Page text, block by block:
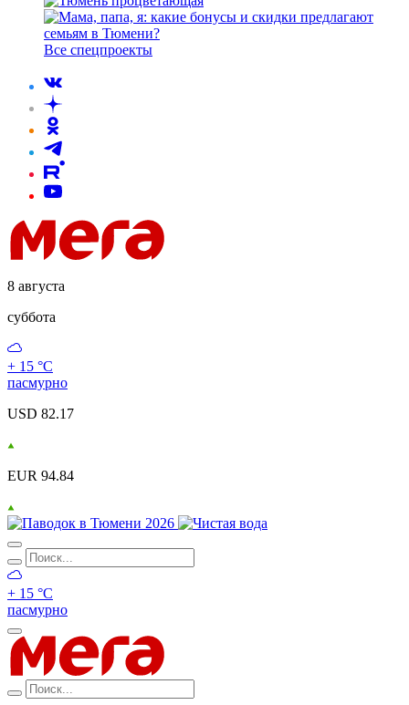
Все спецпроекты
8 августа
суббота
+ 15 °С
пасмурно
USD 82.17
EUR 94.84
+ 15 °С
пасмурно